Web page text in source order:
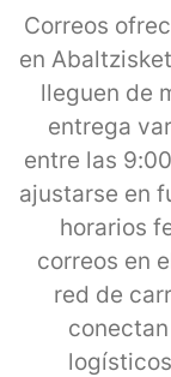
Correos
en
lleguen de
entrega
entre las
ajustarse en
horarios
correos en
red de